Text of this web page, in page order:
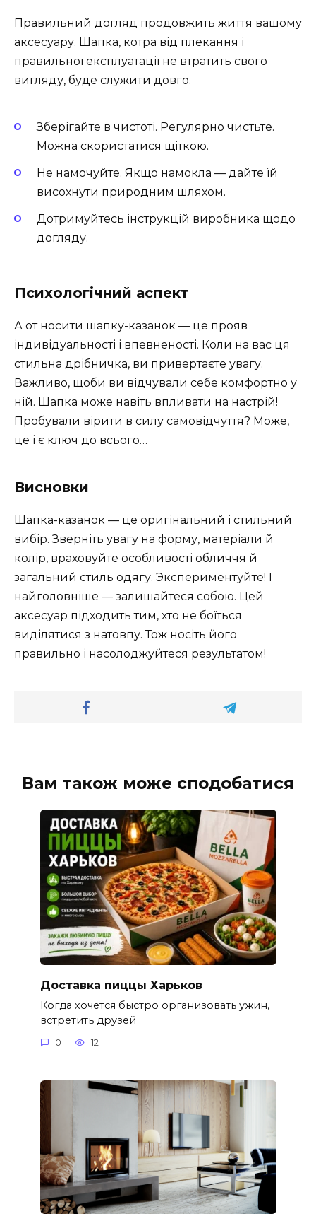
Правильний догляд продовжить життя вашому
аксесуару. Шапка, котра від плекання і
правильної експлуатації не втратить свого
вигляду, буде служити довго.
Зберігайте в чистоті. Регулярно чистьте.
Можна скористатися щіткою.
Не намочуйте. Якщо намокла — дайте їй
висохнути природним шляхом.
Дотримуйтесь інструкцій виробника щодо
догляду.
Психологічний аспект
А от носити шапку-казанок — це прояв
індивідуальності і впевненості. Коли на вас ця
стильна дрібничка, ви привертаєте увагу.
Важливо, щоби ви відчували себе комфортно у
ній. Шапка може навіть впливати на настрій!
Пробували вірити в силу самовідчуття? Може,
це і є ключ до всього…
Висновки
Шапка-казанок — це оригінальний і стильний
вибір. Зверніть увагу на форму, матеріали й
колір, враховуйте особливості обличчя й
загальний стиль одягу. Экспериментуйте! І
найголовніше — залишайтеся собою. Цей
аксесуар підходить тим, хто не боїться
виділятися з натовпу. Тож носіть його
правильно і насолоджуйтеся результатом!
Вам також може сподобатися
Доставка пиццы Харьков
Когда хочется быстро организовать ужин,
встретить друзей
0 12